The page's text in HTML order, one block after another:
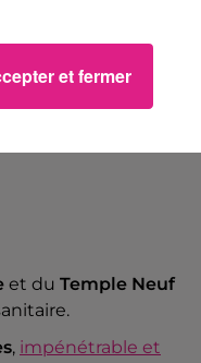
et du Temple Neuf
, impénétrable et
et fermer